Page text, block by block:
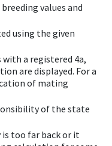
values and
using the given
a registered 4a,
are displayed. For a
of mating
of the state
too far back or it